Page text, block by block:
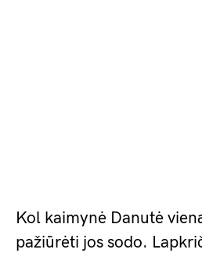
Kol kaimynė Danutė
pažiūrėti jos sodo.